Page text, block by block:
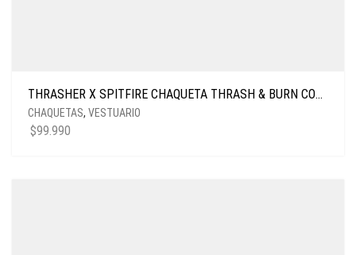
THRASHER X SPITFIRE CHAQUETA THRASH & BURN COACH BLACK
CHAQUETAS, VESTUARIO
$99.990